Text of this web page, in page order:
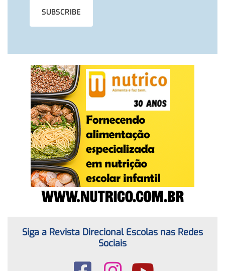
Siga a Revista Direcional Escolas nas Redes
Sociais